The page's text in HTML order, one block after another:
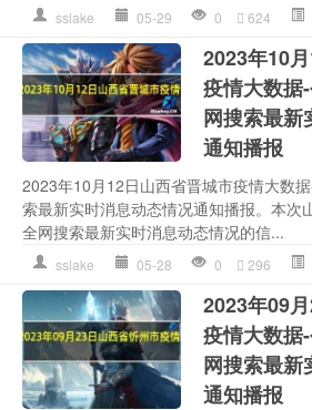
sslake 05-29 0 624
2023年10
疫情大数据
网搜索最新
通知播报
2023年10月12日山西省晋城市疫情大数
索最新实时消息动态情况通知播报。本次
全网搜索最新实时消息动态情况的信...
sslake 05-28 0 296
2023年09
疫情大数据
网搜索最新
通知播报